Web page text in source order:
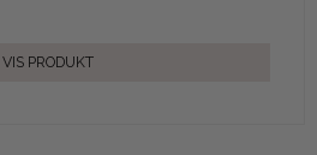
VIS PRODUKT